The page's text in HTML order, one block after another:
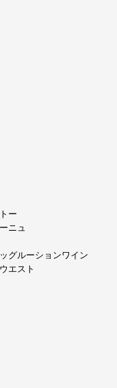
ー
ニュ
グルーションワイン
エスト